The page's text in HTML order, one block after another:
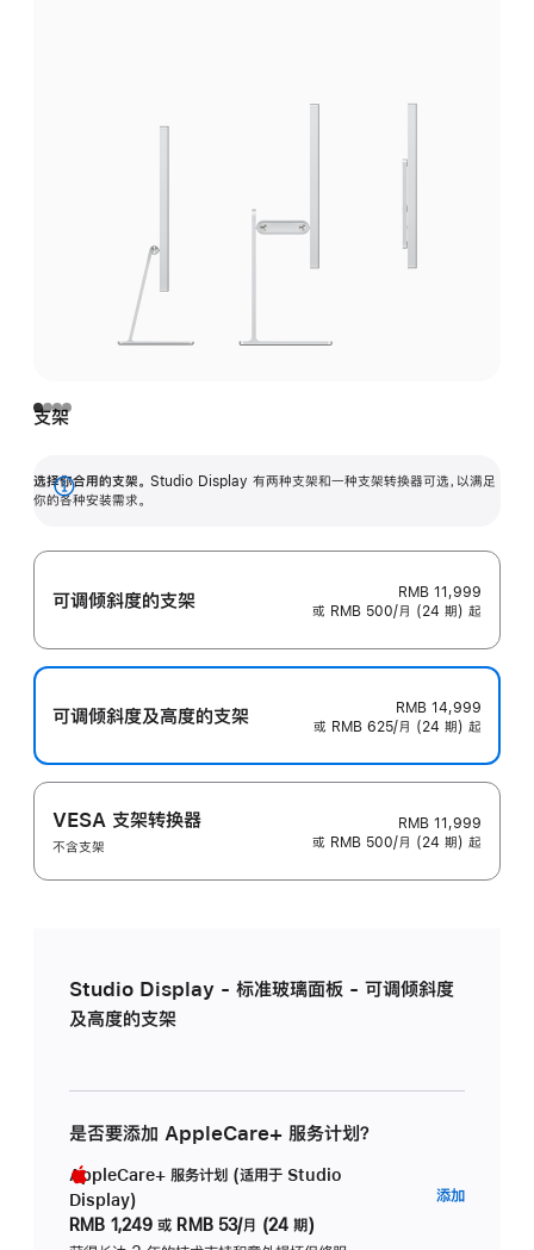
支架
选择你合用的支架。 Studio Display 有两种支架和一种支架转换器可选，以满足
你的各种安装需求。
展
可调倾斜度的支架
RMB 11,999
或 RMB 500/月 (24 期) 起
可调倾斜度及高‍度的支‍架
RMB 14,999
或 RMB 625/月 (24 期) 起
VESA 支架转换器
不含支架
RMB 11,999
或 RMB 500/月 (24 期) 起
Studio Display - 标准玻璃面板 - 可调倾斜度
及高度的支架
是否要添加 AppleCare+ 服务计划？
AppleCare+ 服务计划 (适用于 Studio
Display)
RMB 1,249 或 RMB 53/月 (24 期)
添加